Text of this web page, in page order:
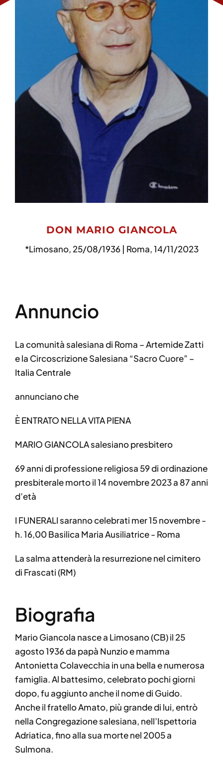
DON MARIO GIANCOLA
*Limosano, 25/08/1936 | Roma, 14/11/2023
Annuncio
La comunità salesiana di Roma – Artemide Zatti
e la Circoscrizione Salesiana “Sacro Cuore” –
Italia Centrale
annunciano che
È ENTRATO NELLA VITA PIENA
MARIO GIANCOLA salesiano presbitero
69 anni di professione religiosa 59 di ordinazione
presbiterale morto il 14 novembre 2023 a 87 anni
d’età
I FUNERALI saranno celebrati mer 15 novembre -
h. 16,00 Basilica Maria Ausiliatrice - Roma
La salma attenderà la resurrezione nel cimitero
di Frascati (RM)
Biografia
Mario Giancola nasce a Limosano (CB) il 25
agosto 1936 da papà Nunzio e mamma
Antonietta Colavecchia in una bella e numerosa
famiglia. Al battesimo, celebrato pochi giorni
dopo, fu aggiunto anche il nome di Guido.
Anche il fratello Amato, più grande di lui, entrò
nella Congregazione salesiana, nell’Ispettoria
Adriatica, fino alla sua morte nel 2005 a
Sulmona.